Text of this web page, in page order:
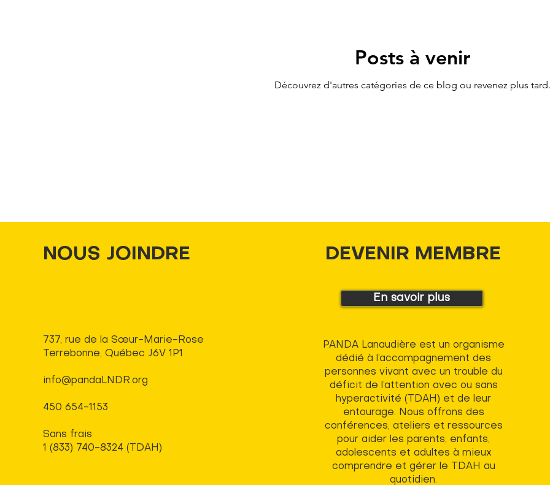
Posts à venir
Découvrez d'autres catégories de ce blog ou revenez plus tard.
NOUS JOINDRE
737, rue de la Sœur-Marie-Rose
Terrebonne, Québec J6V 1P1
info@pandaLNDR.org
450 654-1153
Sans frais
1 (833) 740-8324 (TDAH)
DEVENIR MEMBRE
En savoir plus
PANDA Lanaudière est un organisme
dédié à l’accompagnement des
personnes vivant avec un trouble du
déficit de l’attention avec ou sans
hyperactivité (TDAH) et de leur
entourage. Nous offrons des
conférences, ateliers et ressources
pour aider les parents, enfants,
adolescents et adultes à mieux
comprendre et gérer le TDAH au
quotidien.